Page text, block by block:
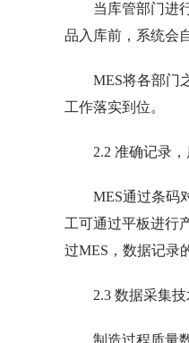
当库管部门进
品入库前，系统会
MES将各部门
工作落实到位。
2.2 准确记录
MES通过条码
工可通过平板进行
过MES，数据记录
2.3 数据采集
制造过程质量